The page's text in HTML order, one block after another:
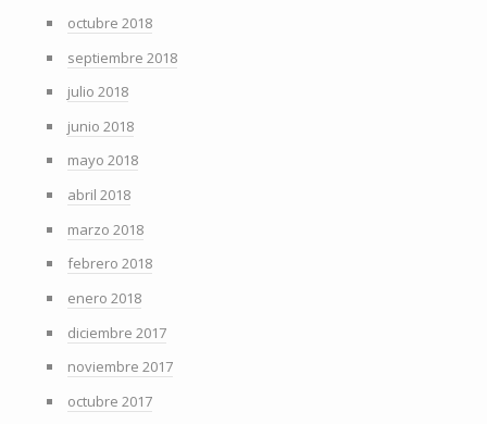
octubre 2018
septiembre 2018
julio 2018
junio 2018
mayo 2018
abril 2018
marzo 2018
febrero 2018
enero 2018
diciembre 2017
noviembre 2017
octubre 2017